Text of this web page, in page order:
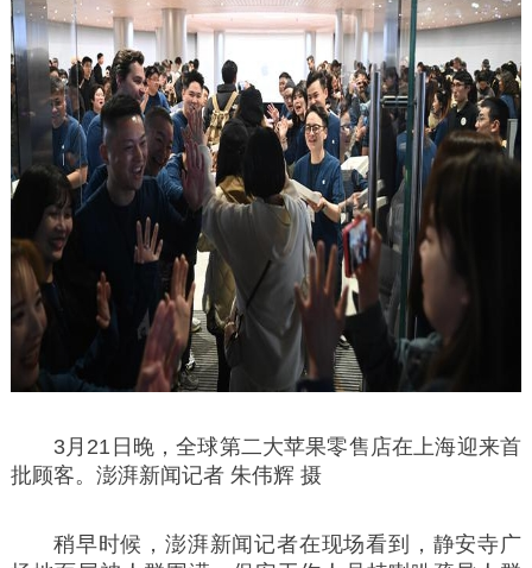
3月21日晚，全球第二大苹果零售店在上海迎来首
批顾客。澎湃新闻记者 朱伟辉 摄
稍早时候，澎湃新闻记者在现场看到，静安寺广